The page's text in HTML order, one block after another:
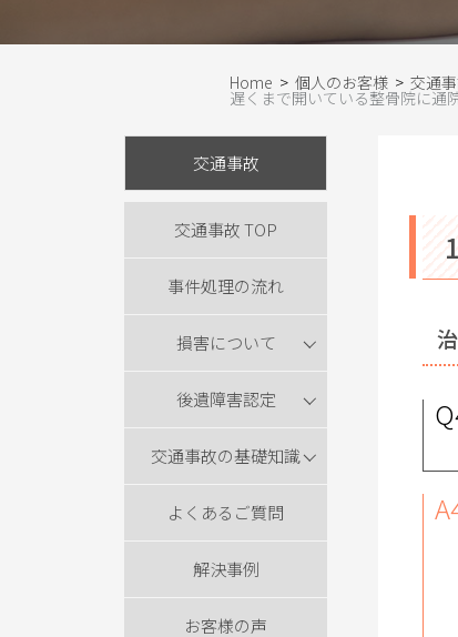
Home > 個人のお客様 > 交通
遅くまで開いている整骨院に通
交通事故
交通事故 TOP
事件処理の流れ
損害について
後遺障害認定
交通事故の基礎知識
よくあるご質問
解決事例
お客様の声